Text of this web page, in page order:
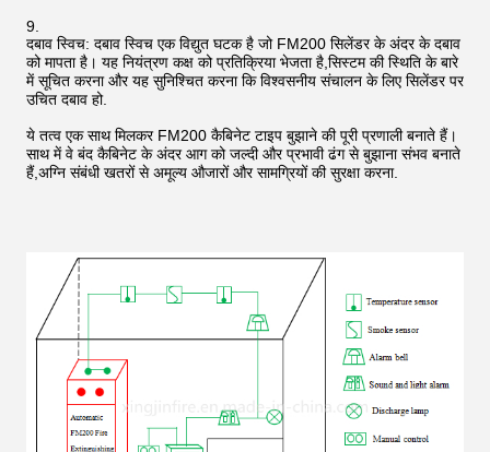
दबाव स्विच: दबाव स्विच एक विद्युत घटक है जो FM200 सिलेंडर के अंदर के दबाव
को मापता है। यह नियंत्रण कक्ष को प्रतिक्रिया भेजता है,सिस्टम की स्थिति के बारे
में सूचित करना और यह सुनिश्चित करना कि विश्वसनीय संचालन के लिए सिलेंडर पर
उचित दबाव हो.
ये तत्व एक साथ मिलकर FM200 कैबिनेट टाइप बुझाने की पूरी प्रणाली बनाते हैं।
साथ में वे बंद कैबिनेट के अंदर आग को जल्दी और प्रभावी ढंग से बुझाना संभव बनाते
हैं,अग्नि संबंधी खतरों से अमूल्य औजारों और सामग्रियों की सुरक्षा करना.